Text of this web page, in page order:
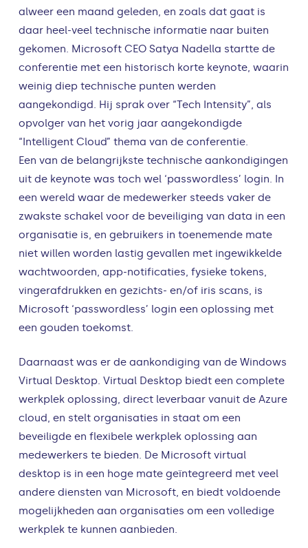
alweer een maand geleden, en zoals dat gaat is
daar heel-veel technische informatie naar buiten
gekomen. Microsoft CEO Satya Nadella startte de
conferentie met een historisch korte keynote, waarin
weinig diep technische punten werden
aangekondigd. Hij sprak over “Tech Intensity”, als
opvolger van het vorig jaar aangekondigde
“Intelligent Cloud” thema van de conferentie.
Een van de belangrijkste technische aankondigingen
uit de keynote was toch wel ‘passwordless’ login. In
een wereld waar de medewerker steeds vaker de
zwakste schakel voor de beveiliging van data in een
organisatie is, en gebruikers in toenemende mate
niet willen worden lastig gevallen met ingewikkelde
wachtwoorden, app-notificaties, fysieke tokens,
vingerafdrukken en gezichts- en/of iris scans, is
Microsoft ‘passwordless’ login een oplossing met
een gouden toekomst.
Daarnaast was er de aankondiging van de Windows
Virtual Desktop. Virtual Desktop biedt een complete
werkplek oplossing, direct leverbaar vanuit de Azure
cloud, en stelt organisaties in staat om een
beveiligde en flexibele werkplek oplossing aan
medewerkers te bieden. De Microsoft virtual
desktop is in een hoge mate geïntegreerd met veel
andere diensten van Microsoft, en biedt voldoende
mogelijkheden aan organisaties om een volledige
werkplek te kunnen aanbieden.